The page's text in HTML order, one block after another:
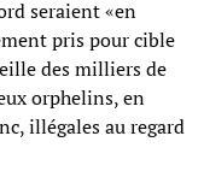
seraient «en
pris pour cible
des milliers de
orphelins, en
illégales au regard